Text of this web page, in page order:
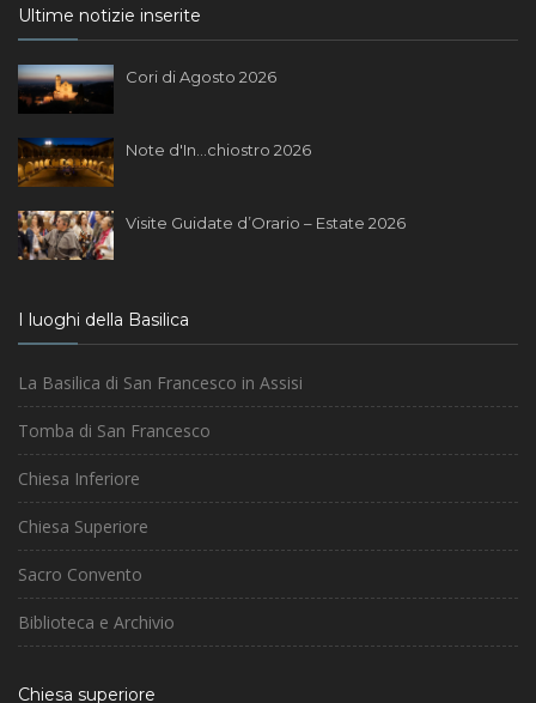
Ultime notizie inserite
Cori di Agosto 2026
Note d'In...chiostro 2026
Visite Guidate d’Orario – Estate 2026
I luoghi della Basilica
La Basilica di San Francesco in Assisi
Tomba di San Francesco
Chiesa Inferiore
Chiesa Superiore
Sacro Convento
Biblioteca e Archivio
Chiesa superiore